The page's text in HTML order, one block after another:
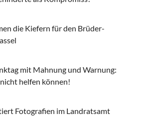
die Kiefern für den Brüder-
mit Mahnung und Warnung:
helfen können!
Fotografien im Landratsamt